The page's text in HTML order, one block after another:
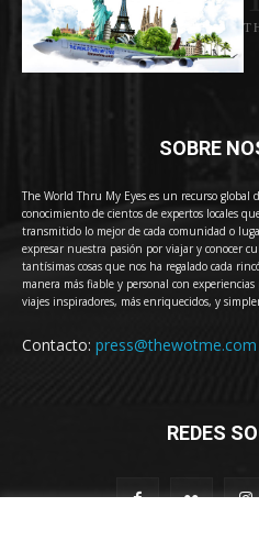
SOBRE
The World Thru My Eyes es un recurso global
conocimiento de cientos de expertos locales
transmitido lo mejor de cada comunidad o
expresar nuestra pasión por viajar y conocer
tantísimas cosas que nos ha regalado cada
manera más fiable y personal con
viajes inspiradores, más enriquecidos, y
Contacto: press@thewotme.com
REDES